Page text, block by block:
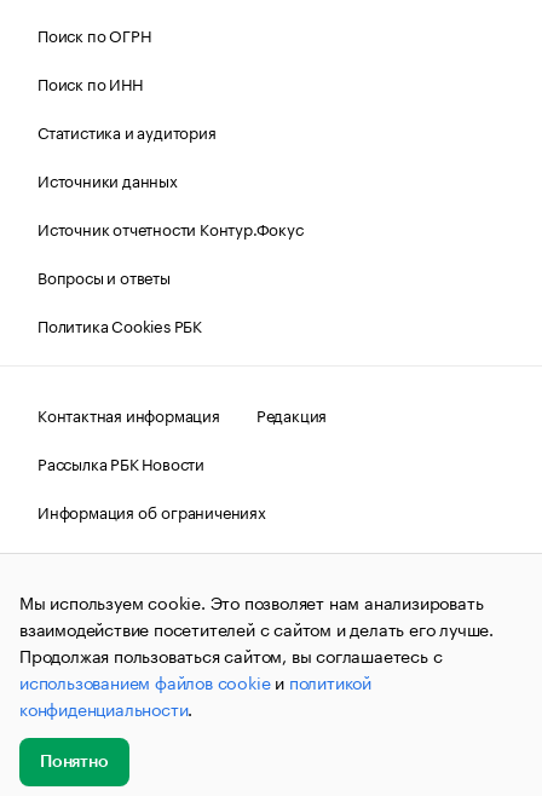
Поиск по ОГРН
Поиск по ИНН
Статистика и аудитория
Источники данных
Источник отчетности Контур.Фокус
Вопросы и ответы
Политика Cookies РБК
Контактная информация
Редакция
Рассылка РБК Новости
Информация об ограничениях
Правовая информация
О соблюдении авторских прав
© АО «РОСБИЗНЕСКОНСАЛТИНГ»,1995–2026.Сообщения
и материалы информационного агентства «РБК»
(зарегистрировано Федеральной службой по надзору в сфере
связи, информационных технологий и массовых
коммуникаций (Роскомнадзор) 09.12.2015 за номером ИА
№ФС77-63848) сопровождаются пометкой «РБК». Отдельные
публикации могут содержать информацию,
не предназначенную для пользователей
до 18 лет.
Мы используем cookie. Это позволяет нам анализировать
взаимодействие посетителей с сайтом и делать его лучше.
Продолжая пользоваться сайтом, вы соглашаетесь с
использованием файлов cookieи политикой
конфиденциальности.
Понятно